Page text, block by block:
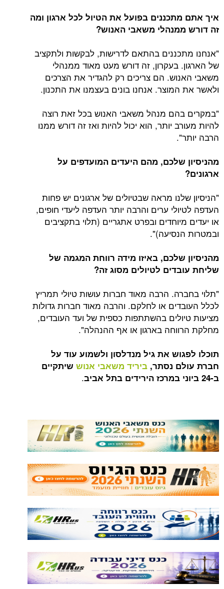
איך אתם מתכננים בפועל את הטיול לכל ארגון ומה
זה דורש ממנהלי משאבי האנוש?
"אנחנו מתכננים בהתאם לדרישות, לבקשות ולתקציב
של הארגון. בעקרון, זה דורש מעט מאוד ממנהלי
משאבי האנוש. הם צריכים רק להגדיר את הצרכים
ולאשר את המוצר. אנחנו בונים בעצמנו את התכנון.
"במקרים בהם מנהל משאבי האנוש בכל זאת רוצה
להיות מעורב יותר, הוא יכול להיות ואז זה דורש ממנו
הרבה יותר".
מהניסיון שלכם, מהם היעדים המועדפים על
ארגונים?
"הניסיון שלנו מראה שבטיולים של ארגונים יש פחות
העדפה לטיולי ערים והרבה יותר העדפה ליעדי חופים,
או יעדים מיוחדים ובפרט אתגריים (תלוי בתקציבים
ובמטרות הנסיעה)".
מהניסיון שלכם, באיזו מידה רווחת המגמה של
שליחת עובדים לטיולים מסוג זה?
"תלוי בחברה. הרבה מאוד חברות עושות טיולי תמריץ
לכלל העובדים או לחלקם. והרבה מאוד חברות גדולות
מציעות טיולים בהשתתפות כספית של ועד העובדים,
מחלקת הרווחה בארגון או אף ההנהלה".
תוכלו לפגוש את גיל מנדלסון ולשמוע עוד על
חברת עולם נסתר, ביריד משאבי אנוש שיתקיים
ב-24 ביוני במרכז הירידים בתל אביב
.